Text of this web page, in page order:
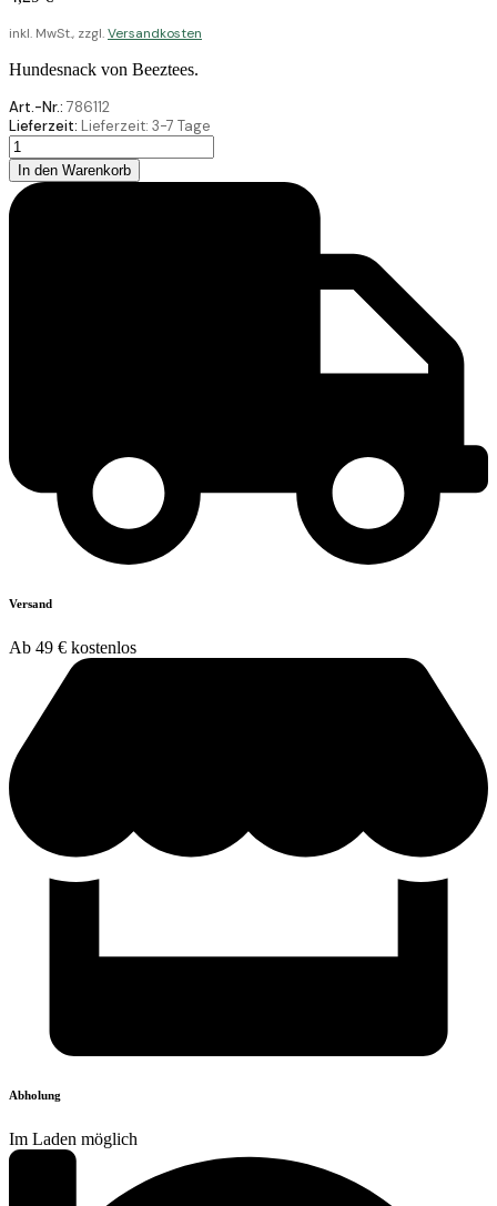
inkl. MwSt., zzgl.Versandkosten
Hundesnack von Beeztees.
Art.-Nr.: 786112
Lieferzeit: Lieferzeit: 3-7 Tage
Beeztees
Veggie
Zahnpasta
Mix
In den Warenkorb
Versand
Ab 49 € kostenlos
Abholung
Im Laden möglich